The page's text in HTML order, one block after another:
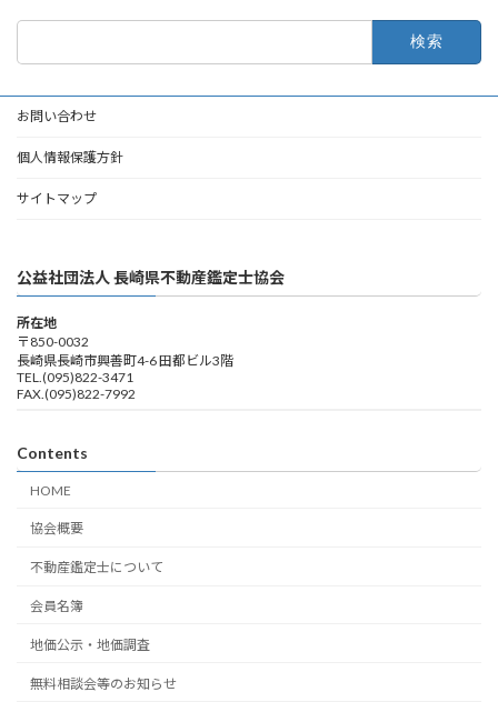
お問い合わせ
個人情報保護方針
サイトマップ
公益社団法人 長崎県不動産鑑定士協会
所在地
〒850-0032
長崎県長崎市興善町4-6 田都ビル3階
TEL.(095)822-3471
FAX.(095)822-7992
Contents
HOME
協会概要
不動産鑑定士について
会員名簿
地価公示・地価調査
無料相談会等のお知らせ